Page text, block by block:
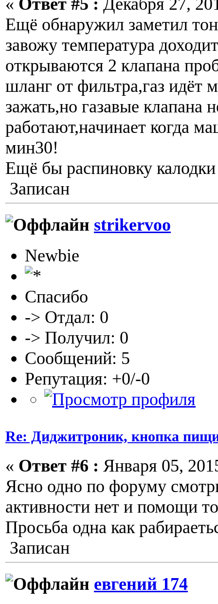
« Ответ #5 : Декабря 27,
Ещё обнаружил заметил
завожу температура
открываются 2 клапана
шланг от фильтра,газ идёт
зажать,но газавые клапана
работают,начинает когда
мин30!
Ещё бы распиновку
Записан
strikervoo
Newbie
Спасибо
-> Отдал: 0
-> Получил: 0
Сообщений: 5
Репутация: +0/-0
Re: Диджитроник, кнопка
« Ответ #6 : Января 05,
Ясно одно по форуму
активности нет и помощи
Просьба одна как
Записан
евгений 174